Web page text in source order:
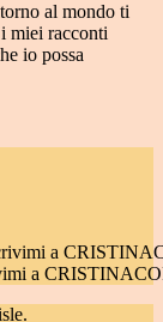
al mondo ti
miei racconti
io possa
a